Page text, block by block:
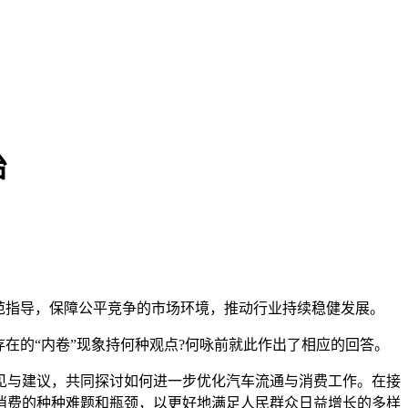
导，保障公平竞争的市场环境，推动行业持续稳健发展。
的“内卷”现象持何种观点?何咏前就此作出了相应的回答。
建议，共同探讨如何进一步优化汽车流通与消费工作。在接
的种种难题和瓶颈，以更好地满足人民群众日益增长的多样